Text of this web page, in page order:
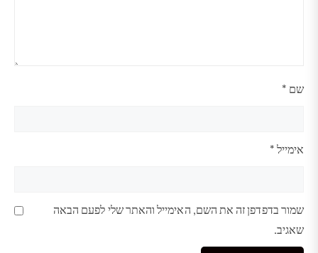
שם *
אימייל *
שמור בדפדפן זה את השם, האימייל והאתר שלי לפעם הבאה
שאגיב.